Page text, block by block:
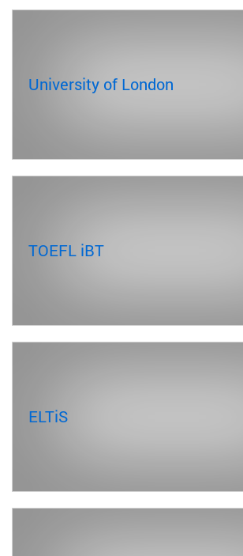
University of London
TOEFL iBT
ELTiS